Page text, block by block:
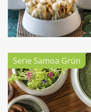
Serie Samoa Grün